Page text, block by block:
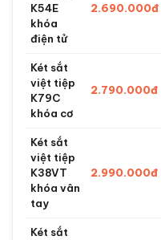
K54E
khóa
điện tử
2.690.000đ
Két sắt
việt tiệp
K79C
khóa cơ
2.790.000đ
Két sắt
việt tiệp
K38VT
khóa vân
tay
2.990.000đ
Két sắt